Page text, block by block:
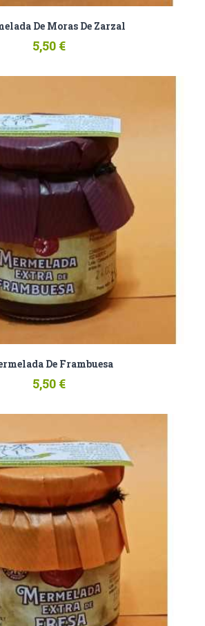
De Moras De Zarzal
5,50 €
De Frambuesa
5,50 €